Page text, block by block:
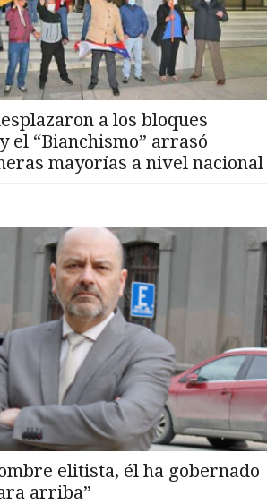
a los bloques
el “Bianchismo” arrasó
mayorías a nivel nacional
elitista, él ha gobernado
arriba”